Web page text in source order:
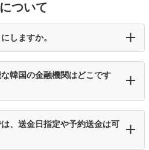
ついて
しますか。
韓国の金融機関はどこです
、送金日指定や予約送金は可